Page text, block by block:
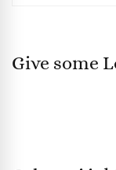
Give some